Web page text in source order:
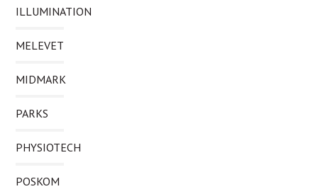
ILLUMINATION
MELEVET
MIDMARK
PARKS
PHYSIOTECH
POSKOM